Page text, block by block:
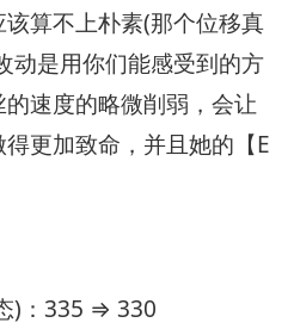
算不上朴素(那个位移真
动是用你们能感受到的方
速度的略微削弱，会让
更加致命，并且她的【E
)：335 ⇒ 330